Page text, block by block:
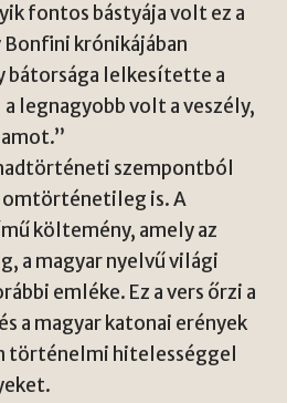
fontos bástyája volt ez a
krónikájában
bátorsága lelkesítette a
legnagyobb volt a veszély,
szempontból
is. A
költemény, amely az
a magyar nyelvű világi
emléke. Ez a vers őrzi a
a magyar katonai erények
történelmi hitelességgel